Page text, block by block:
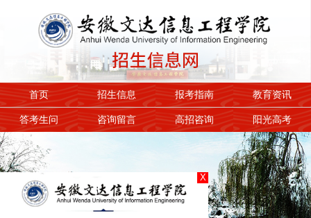
X
首页 招生信息 报考指南 教育资讯
答考生问 咨询留言 高招咨询 阳光高考